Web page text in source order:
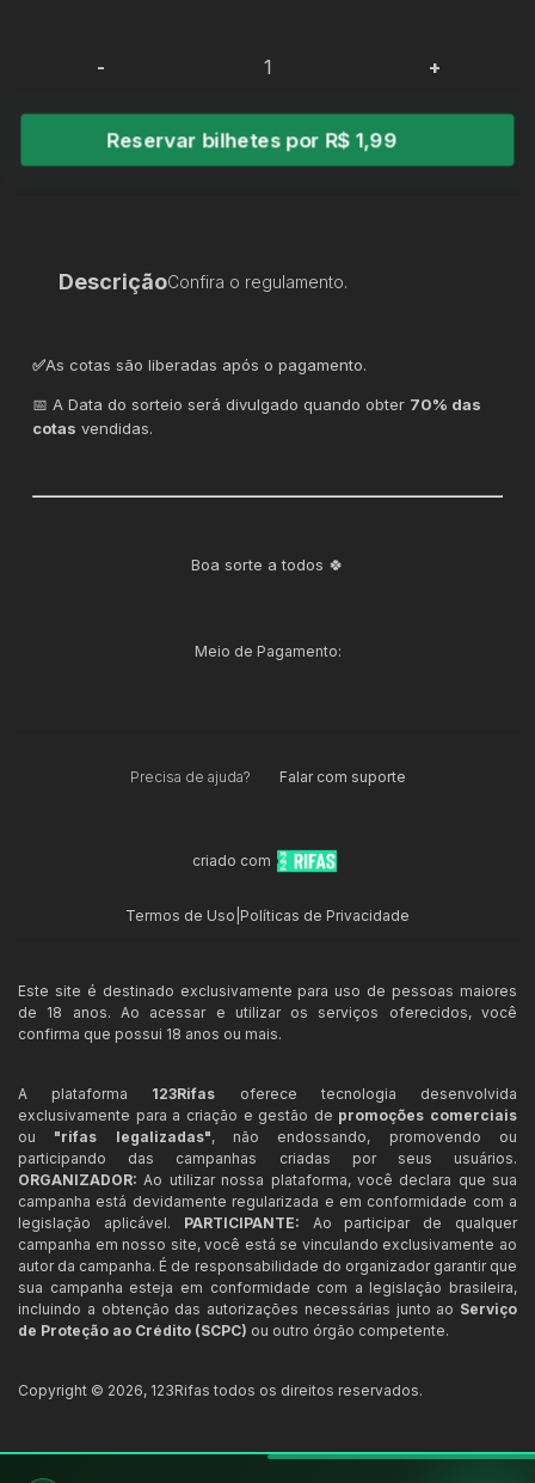
- +
Reservar bilhetes por R$ 1,99
DescriçãoConfira o regulamento.
✅As cotas são liberadas após o pagamento.
📅 A Data do sorteio será divulgado quando obter 70% das
cotas vendidas.
Boa sorte a todos 🍀
Meio de Pagamento:
Precisa de ajuda? Falar com suporte
criado com
Termos de Uso Políticas de Privacidade
Este site é destinado exclusivamente para uso de pessoas maiores
de 18 anos. Ao acessar e utilizar os serviços oferecidos, você
confirma que possui 18 anos ou mais.
A plataforma 123Rifas oferece tecnologia desenvolvida
exclusivamente para a criação e gestão de promoções comerciais
ou "rifas legalizadas", não endossando, promovendo ou
participando das campanhas criadas por seus usuários.
ORGANIZADOR: Ao utilizar nossa plataforma, você declara que sua
campanha está devidamente regularizada e em conformidade com a
legislação aplicável. PARTICIPANTE: Ao participar de qualquer
campanha em nosso site, você está se vinculando exclusivamente ao
autor da campanha. É de responsabilidade do organizador garantir que
sua campanha esteja em conformidade com a legislação brasileira,
incluindo a obtenção das autorizações necessárias junto ao Serviço
de Proteção ao Crédito (SCPC) ou outro órgão competente.
Copyright © 2026, 123Rifas todos os direitos reservados.